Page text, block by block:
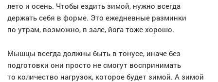
лето и осень. Чтобы ездить зимой, нужно всегда
держать себя в форме. Это ежедневные разминки
по утрам, возможно, в зале, йога тоже хорошо.
Мышцы всегда должны быть в тонусе, иначе без
подготовки они просто не смогут воспринимать
то количество нагрузок, которое будет зимой. А зимой